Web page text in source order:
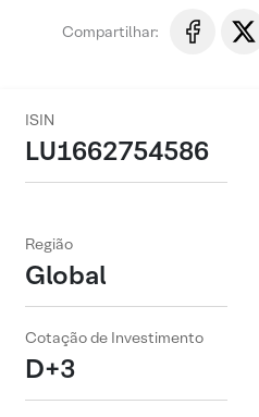
Compartilhar:
ISIN
LU1662754586
Região
Global
Cotação de Investimento
D+3